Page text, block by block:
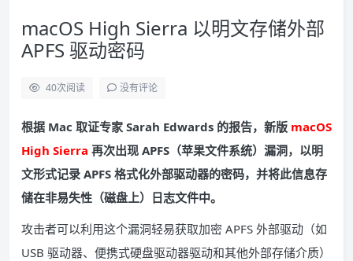
macOS High Sierra 以明文存储外部
APFS 驱动密码
40次阅读 没有评论
根据 Mac 取证专家 Sarah Edwards 的报告，新版 macOS
High Sierra 再次出现 APFS（苹果文件系统）漏洞，以明
文形式记录 APFS 格式化外部驱动器的密码，并将此信息存
储在非易失性（磁盘上）日志文件中。
攻击者可以利用这个漏洞轻易获取加密 APFS 外部驱动（如
USB 驱动器、便携式硬盘驱动器驱动和其他外部存储介质）